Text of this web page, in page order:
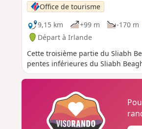
Office de tourisme
9,15 km
+99 m -170 m
Départ à Irlande
Cette troisième partie du Sliabh
pentes inférieures du Sliabh